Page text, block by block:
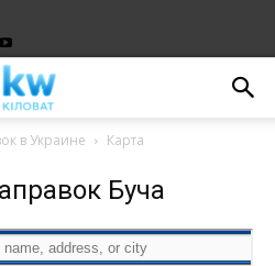
в Украине
Карта
Буча